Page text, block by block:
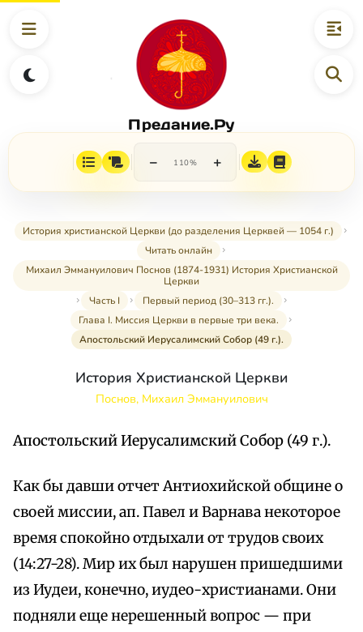
Предание.Ру
− 110% +
История христианской Церкви (до разделения Церквей — 1054 г.)
Читать онлайн
Михаил Эммануилович Поснов (1874-1931) История Христианской
Церкви
Часть I
Первый период (30–313 гг.).
Глава I. Миссия Церкви в первые три века.
Апостольский Иерусалимский Собор (49 г.).
История Христианской Церкви
Поснов, Михаил Эммануилович
Апостольский Иерусалимский Собор (49 г.).
Как бы давши отчет Антиохийской общине о
своей миссии, ап. Павел и Варнава некоторое
время спокойно отдыхали от трудов своих
(14:27-28). Мир их был нарушен пришедшими
из Иудеи, конечно, иудео-христианами. Они
подняли еще нерешенный вопрос — при